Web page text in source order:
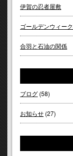
伊賀の忍者屋敷
ゴールデンウィー
合羽と石油の関係
ブログ (58)
お知らせ (27)